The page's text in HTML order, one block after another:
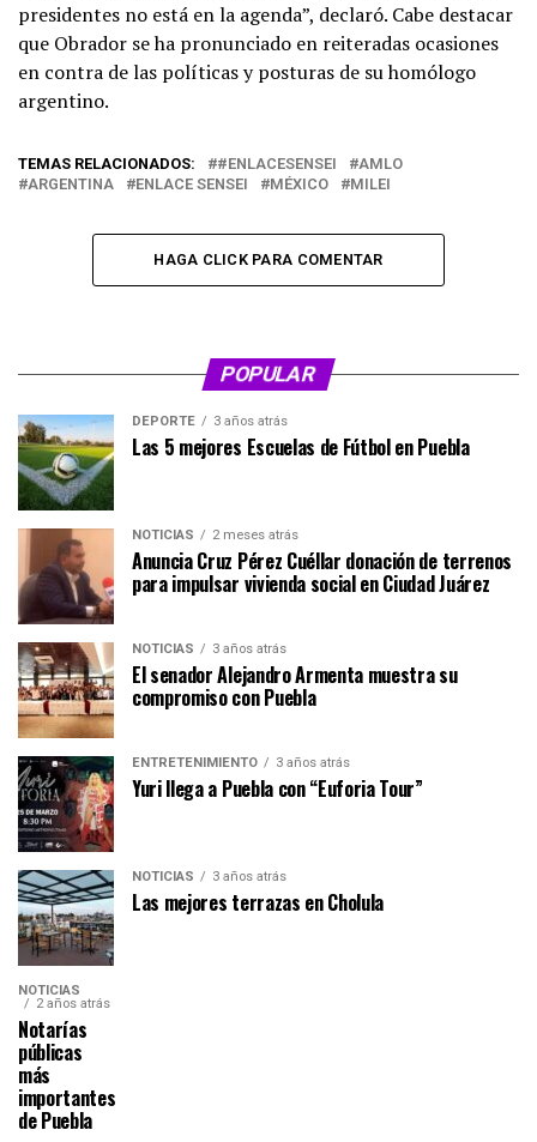
presidentes no está en la agenda”, declaró. Cabe destacar
que Obrador se ha pronunciado en reiteradas ocasiones
en contra de las políticas y posturas de su homólogo
argentino.
TEMAS RELACIONADOS: #ENLACESENSEI
AMLO
ARGENTINA
ENLACE SENSEI MÉXICO MILEI
HAGA CLICK PARA COMENTAR
POPULAR
DEPORTE 3 años atrás
Las 5 mejores Escuelas de Fútbol en Puebla
NOTICIAS 2 meses atrás
Anuncia Cruz Pérez Cuéllar donación de terrenos
para impulsar vivienda social en Ciudad Juárez
NOTICIAS 3 años atrás
El senador Alejandro Armenta muestra su
compromiso con Puebla
ENTRETENIMIENTO 3 años atrás
Yuri llega a Puebla con “Euforia Tour”
NOTICIAS 3 años atrás
Las mejores terrazas en Cholula
NOTICIAS
2 años atrás
Notarías
públicas
más
importantes
de Puebla